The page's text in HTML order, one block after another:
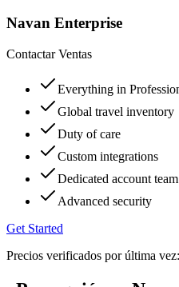
Navan Enterprise
Contactar Ventas
Everything in
Global travel inventory
Duty of care
Custom integrations
Dedicated account team
Advanced security
Get Started
Precios verificados por última vez: